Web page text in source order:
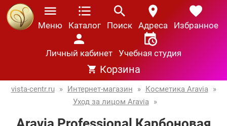
Меню Каталог Поиск Адреса Избранное
Личный кабинет Учебная студия
Корзина
vista-centr.ru » Интернет-магазин » Косметика Aravia »
Уход за лицом Aravia »